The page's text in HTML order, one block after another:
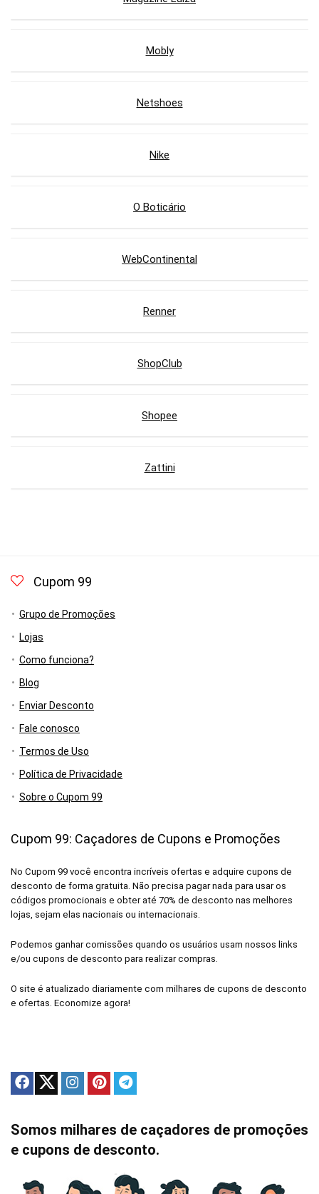
Mobly
Netshoes
Nike
O Boticário
WebContinental
Renner
ShopClub
Shopee
Zattini
Cupom 99
Grupo de Promoções
Lojas
Como funciona?
Blog
Enviar Desconto
Fale conosco
Termos de Uso
Política de Privacidade
Sobre o Cupom 99
Cupom 99: Caçadores de Cupons e Promoções
No Cupom 99 você encontra incríveis ofertas e adquire cupons de
desconto de forma gratuita. Não precisa pagar nada para usar os
códigos promocionais e obter até 70% de desconto nas melhores
lojas, sejam elas nacionais ou internacionais.
Podemos ganhar comissões quando os usuários usam nossos links
e/ou cupons de desconto para realizar compras.
O site é atualizado diariamente com milhares de cupons de desconto
e ofertas. Economize agora!
Somos milhares de caçadores de promoções
e cupons de desconto.